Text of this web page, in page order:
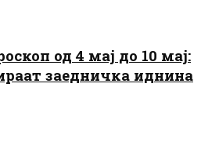
од 4 мај до 10 мај:
заедничка иднина